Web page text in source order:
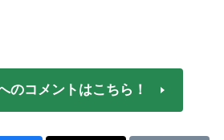
のコメントはこちら！